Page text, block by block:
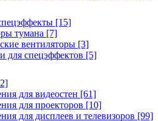
[15]
тумана [7]
вентиляторы [3]
для спецэффектов [5]
для видеостен [61]
для проекторов [10]
для дисплеев и телевизоров [99]